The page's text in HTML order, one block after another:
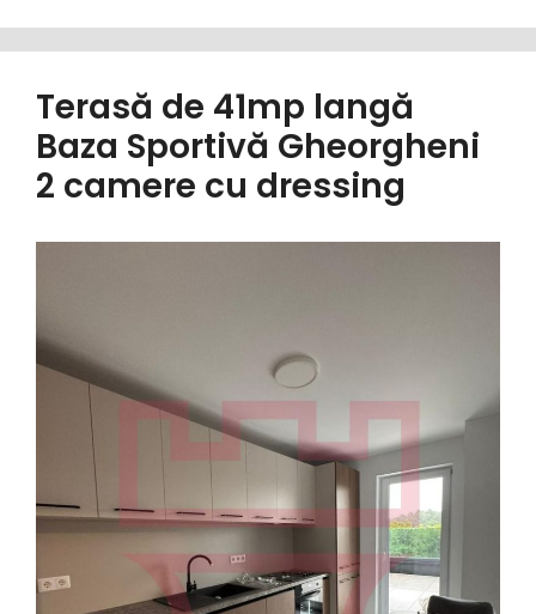
Terasă de 41mp langă
Baza Sportivă Gheorgheni
2 camere cu dressing